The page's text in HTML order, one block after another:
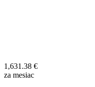
1,631.38 €
za mesiac